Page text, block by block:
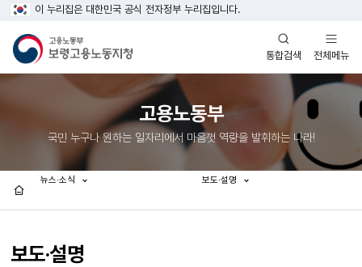
이 누리집은 대한민국 공식 전자정부 누리집입니다.
통합검색
열기
전체메뉴
열기
고용노동부
국민 누구나 원하는 일자리에서 마음껏 역량을 발휘하는 나라!
보도·설명
뉴스·소식 보도·설명